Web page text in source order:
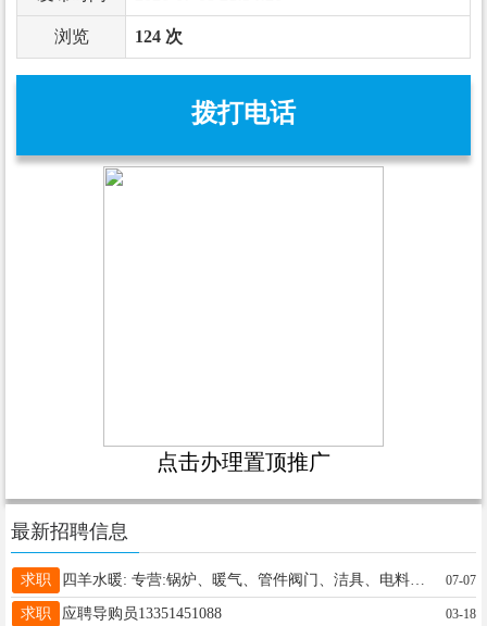
浏览 124 次
拨打电话
点击办理置顶推广
最新招聘信息
求职 四羊水暖: 专营:锅炉、暖气、管件阀门、洁具、电料。房屋改水、改电、水暖一站式服务 用料实在，手艺放心 价格透明，售后无忧 电话微信号:13763744627 07-07
求职 应聘导购员13351451088 03-18